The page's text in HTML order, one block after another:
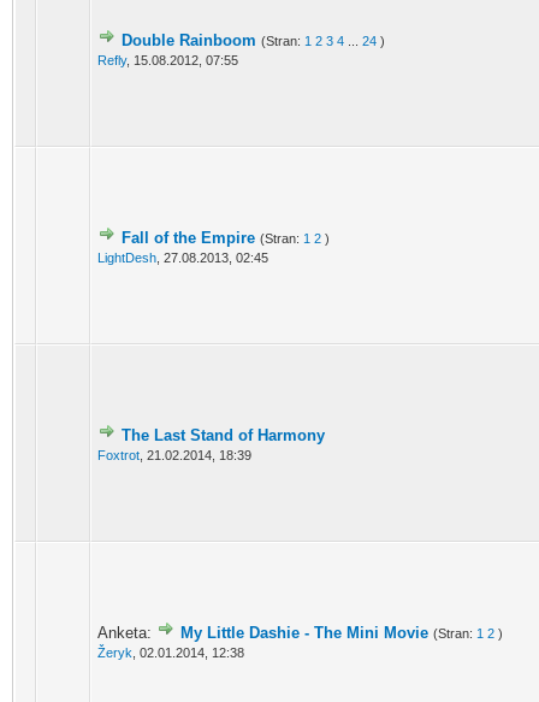
Double Rainboom (Stran: 1 2 3 4 24 )
Refly, 15.08.2012, 07:55
Fall of the Empire (Stran: 1 2 )
LightDesh 27.08.2013, 02:45
The Last Stand of Harmony
Foxtrot 21.02.2014, 18:39
Anketa: My Little Dashie - The Mini Movie (Stran: 1 2 )
Žeryk 02.01.2014, 12:38